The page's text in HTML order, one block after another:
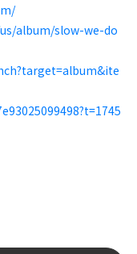
album/slow-we-do